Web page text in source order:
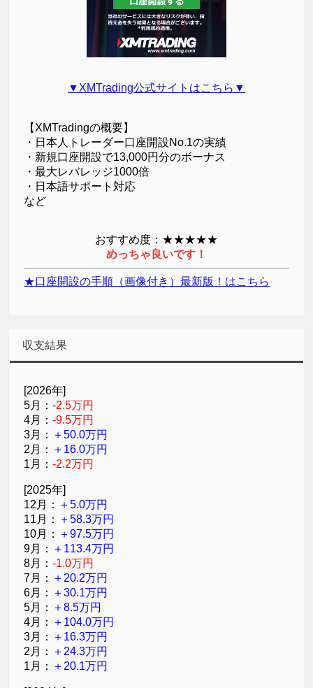
▼XMTrading公式サイトはこちら▼
【XMTradingの概要】
・日本人トレーダー口座開設No.1の実績
・新規口座開設で13,000円分のボーナス
・最大レバレッジ1000倍
・日本語サポート対応
など
おすすめ度：★★★★★
めっちゃ良いです！
★口座開設の手順（画像付き）最新版！はこちら
収支結果
[2026年]
5月：-2.5万円
4月：-9.5万円
3月： ＋50.0万円
2月： ＋16.0万円
1月：-2.2万円
[2025年]
12月： ＋5.0万円
11月： ＋58.3万円
10月： ＋97.5万円
9月： ＋113.4万円
8月：-1.0万円
7月： ＋20.2万円
6月： ＋30.1万円
5月： ＋8.5万円
4月： ＋104.0万円
3月： ＋16.3万円
2月： ＋24.3万円
1月： ＋20.1万円